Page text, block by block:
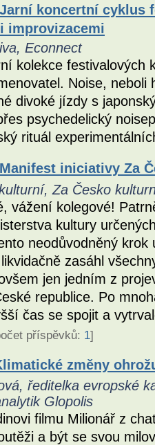
Jarní koncertní cyklus
improvizacemi
Econnect
kolekce festivalových
Noise,
divoké jízdy s
psychedelický
rituál
Manifest iniciativy Za
Za Česko
vážení kolegové!
kultury
neodůvodněný
zasáhl
jen jedním z
republice. Po
čas se spojit a
příspěvků: 1]
změny
ředitelka evropské
Glopolis
filmu Milionář z
a být se svou